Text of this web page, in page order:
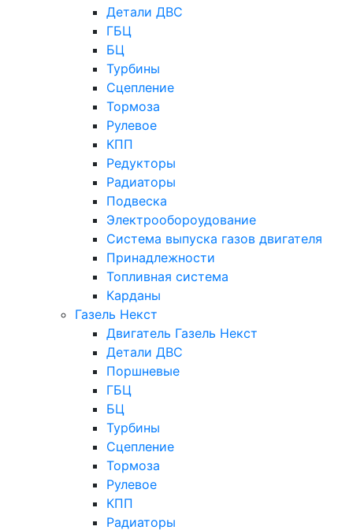
Детали ДВС
ГБЦ
БЦ
Турбины
Сцепление
Тормоза
Рулевое
КПП
Редукторы
Радиаторы
Подвеска
Электрообороудование
Система выпуска газов двигателя
Принадлежности
Топливная система
Карданы
Газель Некст
Двигатель Газель Некст
Детали ДВС
Поршневые
ГБЦ
БЦ
Турбины
Сцепление
Тормоза
Рулевое
КПП
Радиаторы